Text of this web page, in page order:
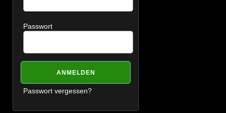
Passwort
Passwort vergessen?